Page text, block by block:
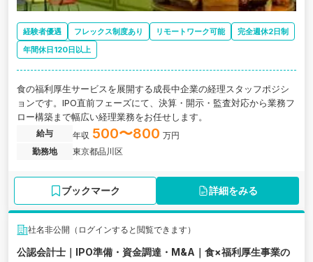
経験者優遇 フレックス制度あり リモートワーク可能
完全週休2日制
年間休日120日以上
食の福利厚生サービスを展開する成長中企業の経理スタッフポジシ
ョンです。IPO直前フェーズにて、決算・開示・監査対応から業務フ
ロー構築まで幅広い経理業務をお任せします。
給与 年収 500〜800 万円
勤務地
東京都品川区
ブックマーク 詳細をみる
社名非公開（ログインすると閲覧できます）
公認会計士｜IPO準備・資金調達・M&A｜食×福利厚生事業の